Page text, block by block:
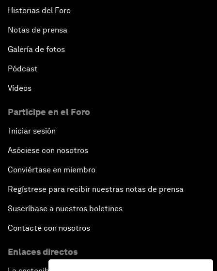
Historias del Foro
Notas de prensa
Galería de fotos
Pódcast
Vídeos
Participe en el Foro
Iniciar sesión
Asóciese con nosotros
Conviértase en miembro
Regístrese para recibir nuestras notas de prensa
Suscríbase a nuestros boletines
Contacte con nosotros
Enlaces directos